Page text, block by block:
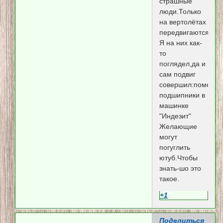
люди.Только
на вертолётах
передвигаются.
Я на них как-
то
поглядел,да и
сам подвиг
совершил:поменял
подшипники в
машинке
"Индезит"
Желающие
могут
погуглить
ютуб.Чтобы
знать-шо это
такое.
+1
Поделиться